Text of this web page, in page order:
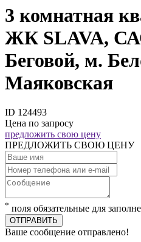
3 комнатная
ЖК SLAVA,
Беговой, м.
Маяковская
ID 124493
Цена по запросу
предложить свою цену
ПРЕДЛОЖИТЬ СВОЮ ЦЕНУ
* поля обязательные для
ОТПРАВИТЬ
Ваше сообщение отправлено!